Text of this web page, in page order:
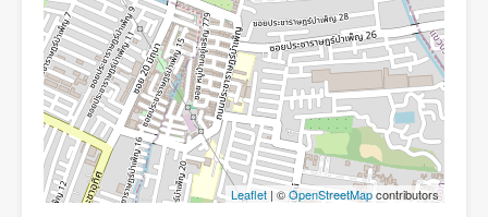
Leaflet | ©OpenStreetMapcontributors